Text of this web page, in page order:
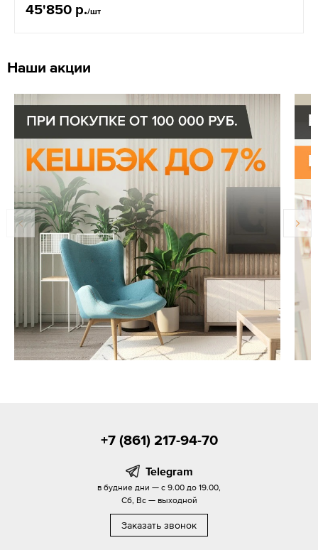
45'850 р./шт
Наши акции
+7 (861) 217-94-70
Telegram
в будние дни — с 9.00 до 19.00,
Сб, Вс — выходной
Заказать звонок